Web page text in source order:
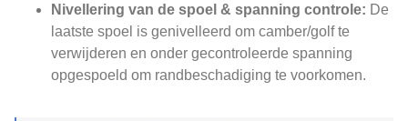
Nivellering van de spoel & spanning controle: De
laatste spoel is genivelleerd om camber/golf te
verwijderen en onder gecontroleerde spanning
opgespoeld om randbeschadiging te voorkomen.